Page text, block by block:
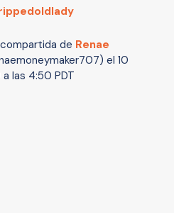
de Renae
el 10
a las 4:50 PDT